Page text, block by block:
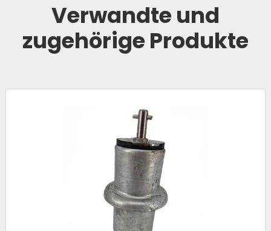
Verwandte und
zugehörige Produkte